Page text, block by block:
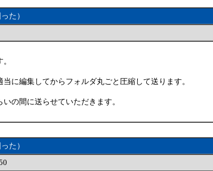
た）
に編集してからフォルダ丸ごと圧縮して送ります。
の間に送らせていただきます。
た）